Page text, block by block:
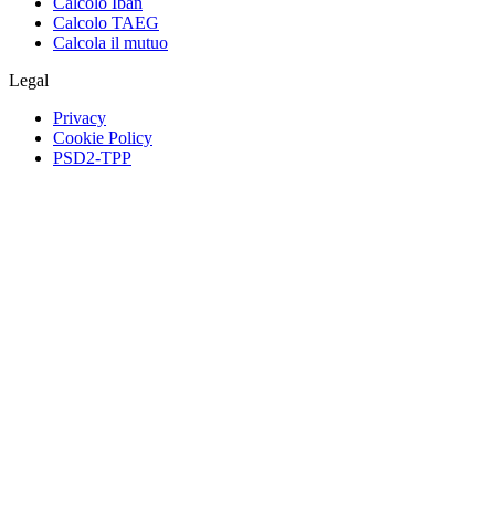
Calcolo TAEG
Calcola il mutuo
Legal
Privacy
Cookie Policy
PSD2-TPP